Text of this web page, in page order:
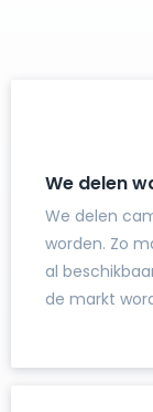
We delen
We delen
worden. Zo
al
de markt